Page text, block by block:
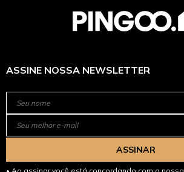
ASSINE NOSSA NEWSLETTER
ASSINAR